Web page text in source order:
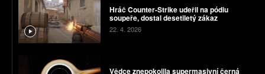
Hráč Counter-Strike udeřil na pódiu
soupeře, dostal desetiletý zákaz
22. 4. 2026
Vědce znepokojila supermasivní černá